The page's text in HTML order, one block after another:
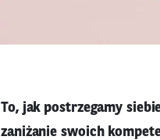
To, jak postrzegamy
zaniżanie swoich